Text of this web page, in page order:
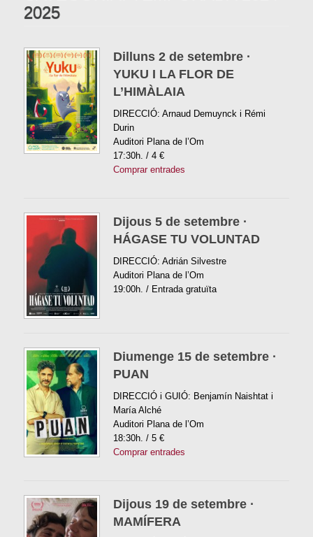
2025
Dilluns 2 de setembre ·
YUKU I LA FLOR DE
L’HIMÀLAIA
DIRECCIÓ: Arnaud Demuynck i Rémi
Durin
Auditori Plana de l’Om
17:30h. / 4 €
Comprar entrades
Dijous 5 de setembre ·
HÁGASE TU VOLUNTAD
DIRECCIÓ: Adrián Silvestre
Auditori Plana de l’Om
19:00h. / Entrada gratuïta
Diumenge 15 de setembre ·
PUAN
DIRECCIÓ i GUIÓ: Benjamín Naishtat i
María Alché
Auditori Plana de l’Om
18:30h. / 5 €
Comprar entrades
Dijous 19 de setembre ·
MAMÍFERA